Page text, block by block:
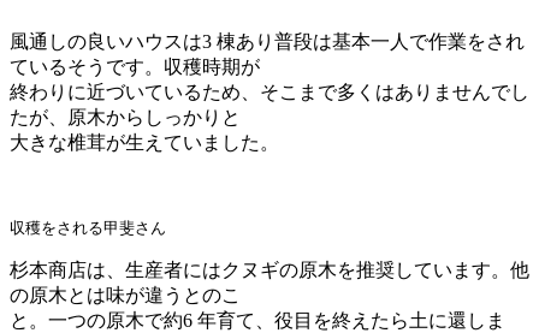
風通しの良いハウスは3 棟あり普段は基本一人で作業をされ
ているそうです。収穫時期が
終わりに近づいているため、そこまで多くはありませんでし
たが、原木からしっかりと
大きな椎茸が生えていました。
収穫をされる甲斐さん
杉本商店は、生産者にはクヌギの原木を推奨しています。他
の原木とは味が違うとのこ
と。一つの原木で約6 年育て、役目を終えたら土に還しま